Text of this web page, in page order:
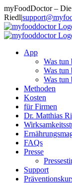
Zum
Inhalt
springen
myFoodDoctor –
Riedl|
E-
Mail
Facebook
Instagram
LinkedIn
App
Was tun
Was tun
Was tun
Methoden
Kosten
für Firmen
Dr. Matthias
FAQs
Presse
Support